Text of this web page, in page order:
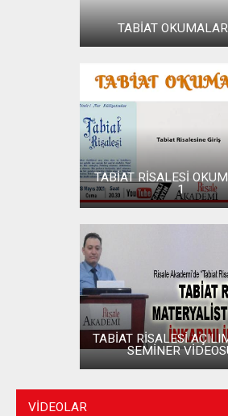
TABİAT
TABİAT RİSALESİ
1
TABİAT RİSALESİ
SEMİNER
VIDEOLAR